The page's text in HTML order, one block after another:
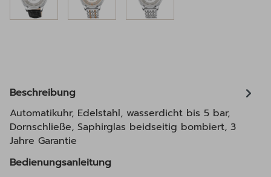
Beschreibung
Automatikuhr, Edelstahl, wasserdicht bis 5 bar,
Dornschließe, Saphirglas beidseitig bombiert, 3
Jahre Garantie
Bedienungsanleitung